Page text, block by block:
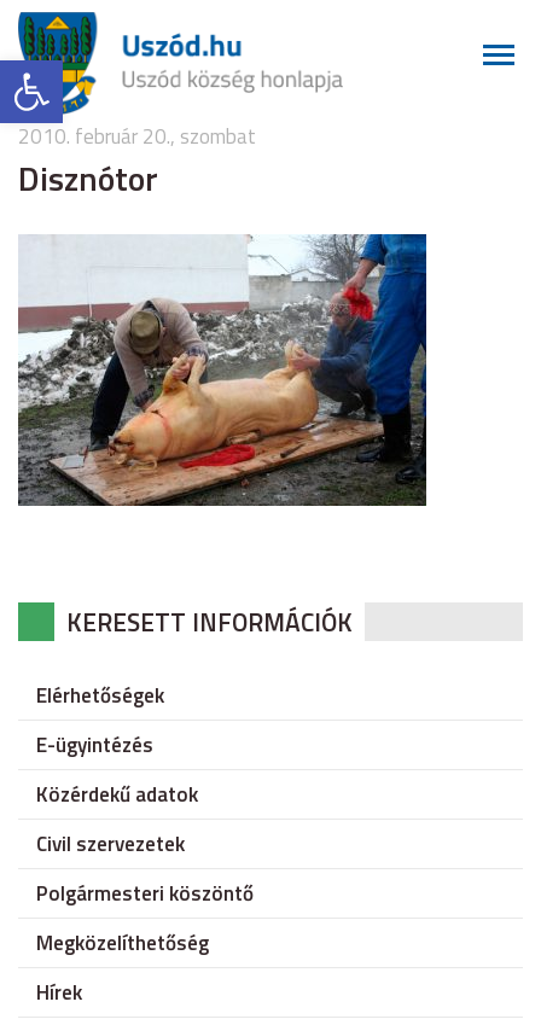
Eszköztár megnyitása
2010. február 20., szombat
Disznótor
KERESETT INFORMÁCIÓK
Elérhetőségek
E-ügyintézés
Közérdekű adatok
Civil szervezetek
Polgármesteri köszöntő
Megközelíthetőség
Hírek